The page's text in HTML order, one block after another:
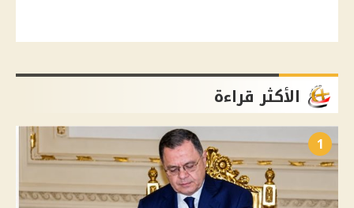
الأكثر قراءة
1